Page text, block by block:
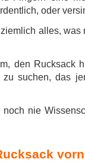
oder
alles,
den Rucksack
suchen, das
nie